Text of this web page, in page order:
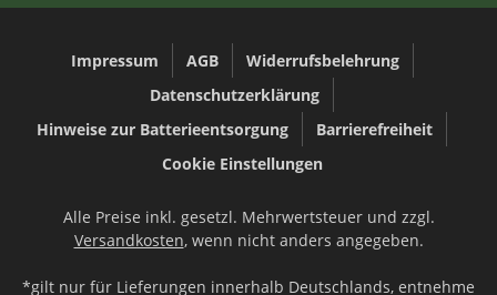
Impressum AGB
Widerrufsbelehrung
Datenschutzerklärung
Hinweise zur Batterieentsorgung
Barrierefreiheit
Cookie Einstellungen
Alle Preise inkl. gesetzl. Mehrwertsteuer und zzgl.
Versandkosten, wenn nicht anders angegeben.
*gilt nur für Lieferungen innerhalb Deutschlands, entnehme